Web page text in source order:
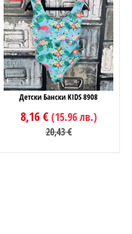
Детски Бански KIDS 8908
8,16 € (15.96 лв.)
20,43 €